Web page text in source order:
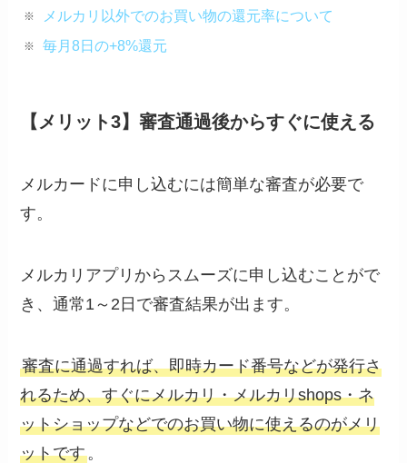
メルカリ以外でのお買い物の還元率について
毎月8日の+8%還元
【メリット3】審査通過後からすぐに使える
メルカードに申し込むには簡単な審査が必要で
す。
メルカリアプリからスムーズに申し込むことがで
き、通常1～2日で審査結果が出ます。
審査に通過すれば、即時カード番号などが発行さ
れるため、すぐにメルカリ・メルカリshops・ネ
ットショップなどでのお買い物に使えるのがメリ
ットです。